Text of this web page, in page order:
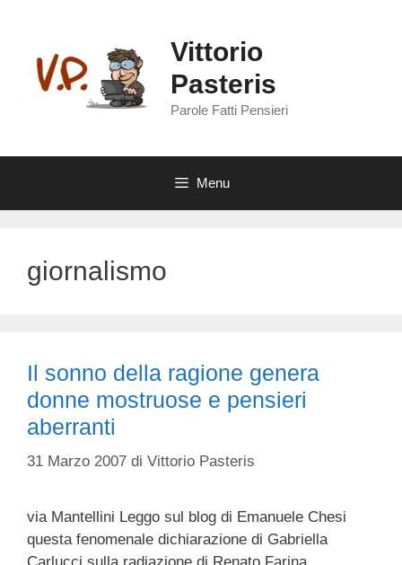
contenuto
Vittorio
Pasteris
Parole Fatti Pensieri
Menu
giornalismo
Il sonno della ragione genera
donne mostruose e pensieri
aberranti
31 Marzo 2007 di Vittorio Pasteris
via Mantellini Leggo sul blog di Emanuele Chesi
questa fenomenale dichiarazione di Gabriella
Carlucci sulla radiazione di Renato Farina